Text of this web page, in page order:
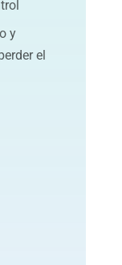
y
el